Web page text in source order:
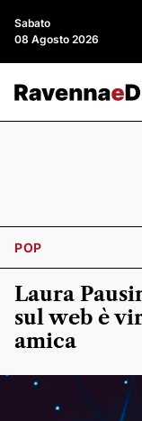
Sabato
08 Agosto 2026
POP
Laura
sul web è
amica